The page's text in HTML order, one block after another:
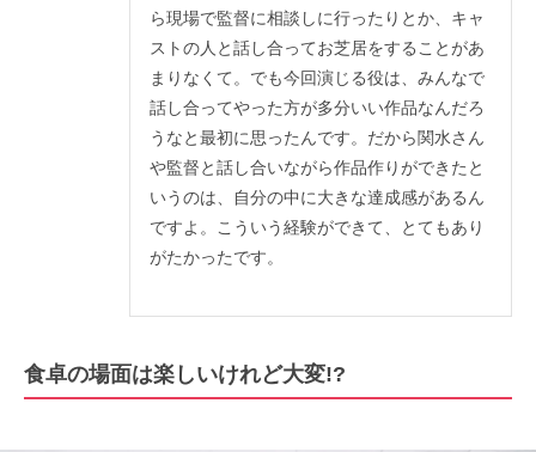
ら現場で監督に相談しに行ったりとか、キャ
ストの人と話し合ってお芝居をすることがあ
まりなくて。でも今回演じる役は、みんなで
話し合ってやった方が多分いい作品なんだろ
うなと最初に思ったんです。だから関水さん
や監督と話し合いながら作品作りができたと
いうのは、自分の中に大きな達成感があるん
ですよ。こういう経験ができて、とてもあり
がたかったです。
食卓の場面は楽しいけれど大変!?